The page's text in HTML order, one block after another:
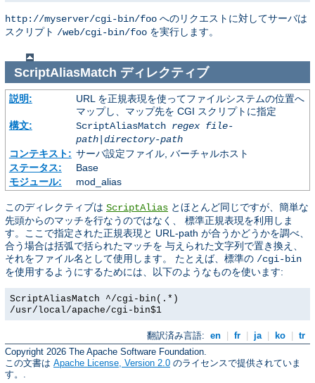
http://myserver/cgi-bin/foo へのリクエストに対してサーバは
スクリプト /web/cgi-bin/foo を実行します。
ScriptAliasMatch ディレクティブ
説明:
URL を正規表現を使ってファイルシステムの位置へ
マップし、マップ先を CGI スクリプトに指定
構文:
ScriptAliasMatch regex file-
path| directory-path
コンテキスト: サーバ設定ファイル, バーチャルホスト
ステータス:
Base
モジュール:
mod_alias
このディレクティブは ScriptAlias とほとんど同じですが、簡単な
先頭からのマッチを行なうのではなく、 標準正規表現を利用しま
す。ここで指定された正規表現と URL-path が合うかどうかを調べ、
合う場合は括弧で括られたマッチを 与えられた文字列で置き換え、
それをファイル名として使用します。 たとえば、標準の /cgi-bin
を使用するようにするためには、以下のようなものを使います:
ScriptAliasMatch ^/cgi-bin(.*)
/usr/local/apache/cgi-bin$1
翻訳済み言語: en fr ja ko
tr
Copyright 2026 The Apache Software Foundation.
この文書は Apache License, Version 2.0 のライセンスで提供されていま
す。.